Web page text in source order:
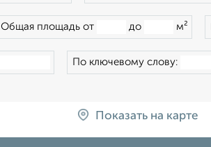
Общая площадь от до м²
По ключевому слову:
Показать на карте